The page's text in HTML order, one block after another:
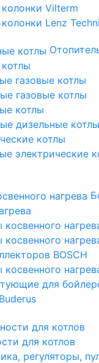
Vilterm
Lenz
газовые котлы
газовые котлы
котлы
дизельные
котлы
электрические
BOSCH
для
для котлов
регуляторы,